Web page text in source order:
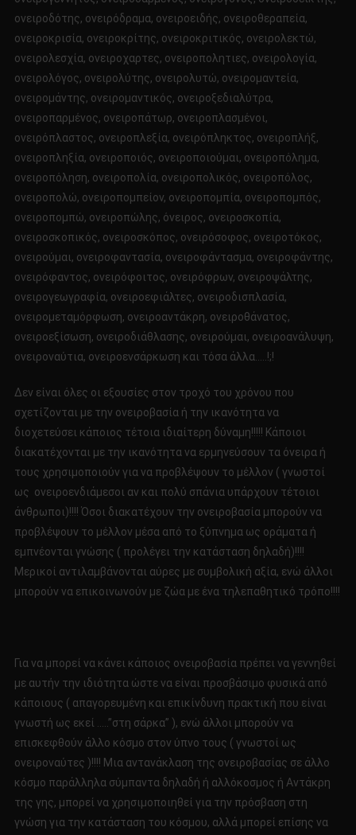
ονειροδότης, ονειρόδραμα, ονειροειδής, ονειροθεραπεία,
ονειροκρισία, ονειροκρίτης, ονειροκριτικός, ονειρολεκτώ,
ονειρολεσχία, ονειροχαρτες, ονειροπολητιες, ονειρολογία,
ονειρολόγος, ονειρολύτης, ονειρολυτώ, ονειρομαντεία,
ονειρομάντης, ονειρομαντικός, ονειροξεδιαλύτρα,
ονειροπαρμένος, ονειροπάτωρ, ονειροπλασμένοι,
ονειρόπλαστος, ονειροπλεξία, ονειρόπληκτος, ονειροπλήξ,
ονειροπληξία, ονειροποιός, ονειροποιούμαι, ονειροπόλημα,
ονειροπόληση, ονειροπολία, ονειροπολικός, ονειροπόλος,
ονειροπολώ, ονειροπομπείον, ονειροπομπία, ονειροπομπός,
ονειροπομπώ, ονειροπώλης, όνειρος, ονειροσκοπία,
ονειροσκοπικός, ονειροσκόπος, ονειρόσοφος, ονειροτόκος,
ονειρούμαι, ονειροφαντασία, ονειροφάντασμα, ονειροφάντης,
ονειρόφαντος, ονειρόφοιτος, ονειρόφρων, ονειροψάλτης,
ονειρογεωγραφία, ονειροεφιάλτες, ονειροδισπλασία,
ονειρομεταμόρφωση, ονειροαντάκρη, ονειροθάνατος,
ονειροεξίσωση, ονειροδιάθλασης, ονειρούμαι, ονειροανάλυψη,
ονειροναύτια, ονειροενσάρκωση και τόσα άλλα…..!;!
Δεν είναι όλες οι εξουσίες στον τροχό του χρόνου που
σχετίζονται με την ονειροβασία ή την ικανότητα να
διοχετεύσει κάποιος τέτοια ιδιαίτερη δύναμη!!!!! Κάποιοι
διακατέχονται με την ικανότητα να ερμηνεύσουν τα όνειρα ή
τους χρησιμοποιούν για να προβλέψουν το μέλλον ( γνωστοί
ως ονειροενδιάμεσοι αν και πολύ σπάνια υπάρχουν τέτοιοι
άνθρωποι)!!!! Όσοι διακατέχουν την ονειροβασία μπορούν να
προβλέψουν το μέλλον μέσα από το ξύπνημα ως οράματα ή
εμπνέονται γνώσης ( προλέγει την κατάσταση δηλαδή)!!!!
Μερικοί αντιλαμβάνονται αύρες με συμβολική αξία, ενώ άλλοι
μπορούν να επικοινωνούν με ζώα με ένα τηλεπαθητικό τρόπο!!!!
Για να μπορεί να κάνει κάποιος ονειροβασία πρέπει να γεννηθεί
με αυτήν την ιδιότητα ώστε να είναι προσβάσιμο φυσικά από
κάποιους ( απαγορευμένη και επικίνδυνη πρακτική που είναι
γνωστή ως εκεί …..”στη σάρκα” ), ενώ άλλοι μπορούν να
επισκεφθούν άλλο κόσμο στον ύπνο τους ( γνωστοί ως
ονειροναύτες )!!!! Μια αντανάκλαση της ονειροβασίας σε άλλο
κόσμο παράλληλα σύμπαντα δηλαδή ή αλλόκοσμος ή Αντάκρη
της γης, μπορεί να χρησιμοποιηθεί για την πρόσβαση στη
γνώση για την κατάσταση του κόσμου, αλλά μπορεί επίσης να